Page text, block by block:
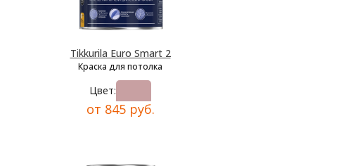
Tikkurila Euro Smart 2
Краска для потолка
Цвет:
от 845 руб.